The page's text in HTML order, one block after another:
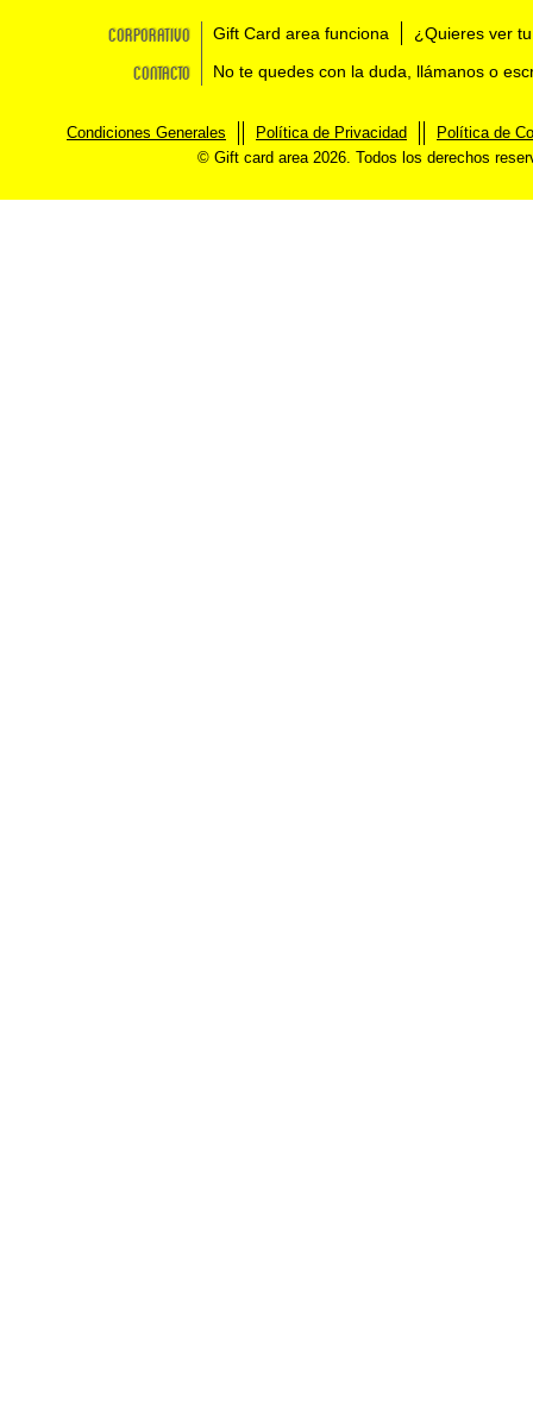
Corporativo Gift Card area funciona ¿Quieres ver
Contacto No te quedes con la duda, llámanos o
Condiciones Generales Política de Privacidad
Política de
© Gift card area 2026. Todos los derechos